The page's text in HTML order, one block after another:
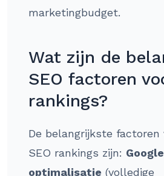
marketingbudget.
Wat zijn de
SEO factoren
rankings?
De belangrijkste factoren
SEO rankings zijn:
optimalisatie (volledige